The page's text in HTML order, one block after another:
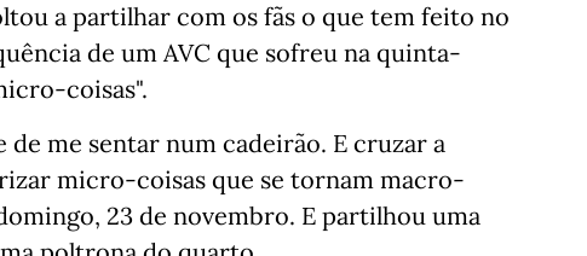
a partilhar com os fãs o que tem feito no
de um AVC que sofreu na quinta-
coisas".
de me sentar num cadeirão. E cruzar a
micro-coisas que se tornam macro-
23 de novembro. E partilhou uma